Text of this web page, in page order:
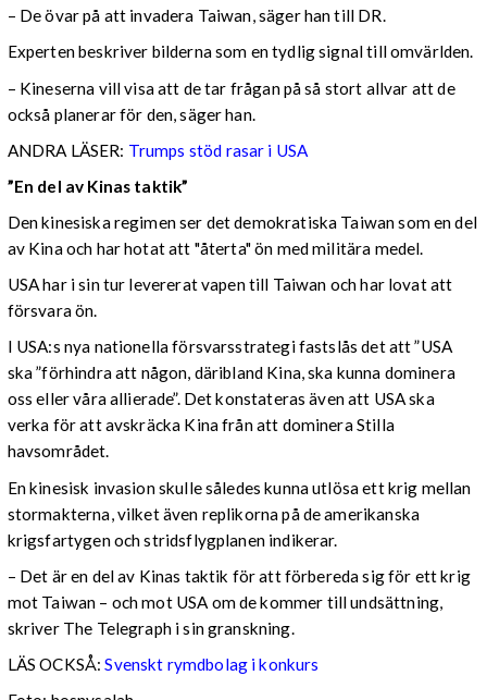
– De övar på att invadera Taiwan, säger han till DR.
Experten beskriver bilderna som en tydlig signal till omvärlden.
– Kineserna vill visa att de tar frågan på så stort allvar att de
också planerar för den, säger han.
ANDRA LÄSER: Trumps stöd rasar i USA
”En del av Kinas taktik”
Den kinesiska regimen ser det demokratiska Taiwan som en del
av Kina och har hotat att "återta" ön med militära medel.
USA har i sin tur levererat vapen till Taiwan och har lovat att
försvara ön.
I USA:s nya nationella försvarsstrategi fastslås det att ”USA
ska ”förhindra att någon, däribland Kina, ska kunna dominera
oss eller våra allierade”. Det konstateras även att USA ska
verka för att avskräcka Kina från att dominera Stilla
havsområdet.
En kinesisk invasion skulle således kunna utlösa ett krig mellan
stormakterna, vilket även replikorna på de amerikanska
krigsfartygen och stridsflygplanen indikerar.
– Det är en del av Kinas taktik för att förbereda sig för ett krig
mot Taiwan – och mot USA om de kommer till undsättning,
skriver The Telegraph i sin granskning.
LÄS OCKSÅ: Svenskt rymdbolag i konkurs